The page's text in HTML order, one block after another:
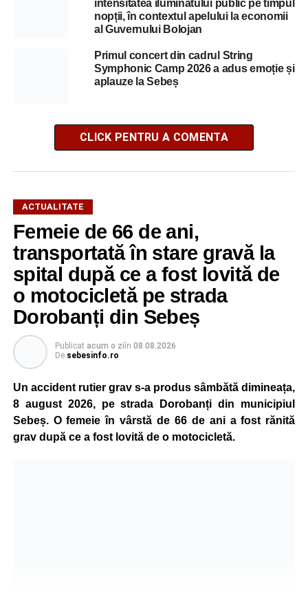
intensitatea iluminatului public pe timpul
nopții, în contextul apelului la economii
al Guvernului Bolojan
Primul concert din cadrul String
Symphonic Camp 2026 a adus emoție și
aplauze la Sebeș
CLICK PENTRU A COMENTA
ACTUALITATE
Femeie de 66 de ani,
transportată în stare gravă la
spital după ce a fost lovită de
o motocicletă pe strada
Dorobanți din Sebeș
Publicat acum o ziîn 08.08.2026
De sebesinfo.ro
Un accident rutier grav s-a produs sâmbătă dimineața,
8 august 2026, pe strada Dorobanți din municipiul
Sebeș. O femeie în vârstă de 66 de ani a fost rănită
grav după ce a fost lovită de o motocicletă.